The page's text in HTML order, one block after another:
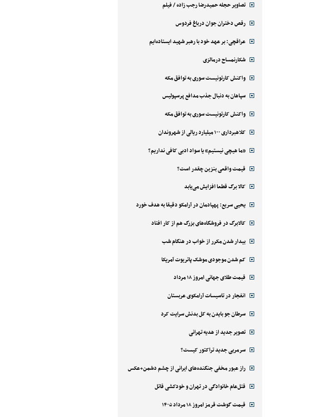
تصاویر حجله حمیدرضا رجب زاده / فیلم
رقص دختران جوان درباغ فردوس
عراقچی: بر عهد خود با رهبر شهید ایستاده‌ایم
شکارنمساح درمالزی
واکنش کارتونیست سوری به توافق مکه
سپاهان به دنبال جذب مدافع پرسپولیس
واکنش کارتونیست سوری به توافق مکه
کلاهبرداری ۱۰۰ میلیارد ریالی از شهروندان
«ما هیچی نیستیم» یا سواد ادبی کافی نداریم؟
قیمت واقعی بنزین چقدر است؟
کالا برگ قطعا افزایش می‌یابد
یحیی سریع: پهپادمان در آرامکو دقیقا به هدف خورد
کالابرگ در فروشگاه‌های بزرگ هم از کار افتاد
بیدار شدن مکرر از خواب در هنگام شب
کم شدن موجودی موشک پاتریوت آمریکا
قیمت طلای جهانی امروز ۱۸ مرداد
انفجار در تاسیسات آرامکوی عربستان
سرطان جو بایدن به کل بدنش سرایت کرد
تصویر جدید از هدیه تهرانی
سرمربی جدید تراکتور کیست؟
راز عبور مخفی جنگنده‌های ایرانی از چشم دشمن+عکس
قتل‌‌عام خانوادگی در تهران و خودکشی قاتل
قیمت گوشت قرمز امروز ۱۸ مرداد ۱۴۰۵